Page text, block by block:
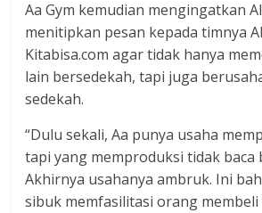
Aa Gym kemudian mengingatkan
menitipkan pesan kepada timnya
Kitabisa.com agar tidak hanya
lain bersedekah, tapi juga
sedekah.
“Dulu sekali, Aa punya usaha
tapi yang memproduksi tidak baca
Akhirnya usahanya ambruk. Ini
sibuk memfasilitasi orang membeli